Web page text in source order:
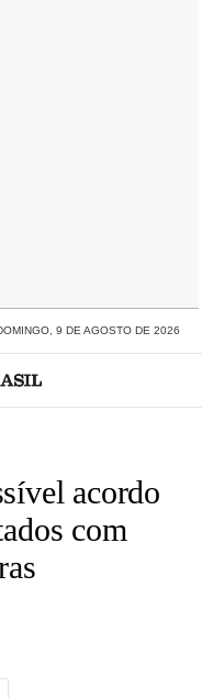
9 DE AGOSTO DE 2026
acordo
com